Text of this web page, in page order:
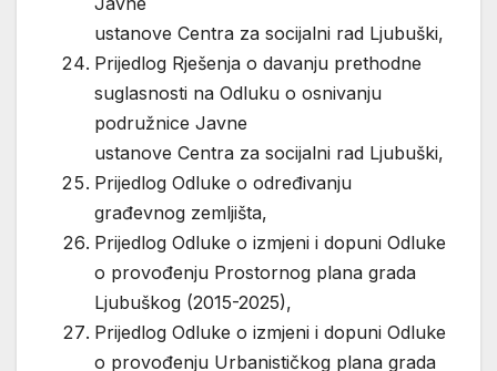
ustanove Centra za socijalni rad Ljubuški,
Prijedlog Rješenja o davanju prethodne
suglasnosti na Odluku o osnivanju
podružnice Javne
ustanove Centra za socijalni rad Ljubuški,
Prijedlog Odluke o određivanju
građevnog zemljišta,
Prijedlog Odluke o izmjeni i dopuni Odluke
o provođenju Prostornog plana grada
Ljubuškog (2015-2025),
Prijedlog Odluke o izmjeni i dopuni Odluke
o provođenju Urbanističkog plana grada